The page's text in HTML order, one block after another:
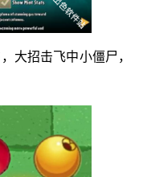
大招击飞中小僵尸，